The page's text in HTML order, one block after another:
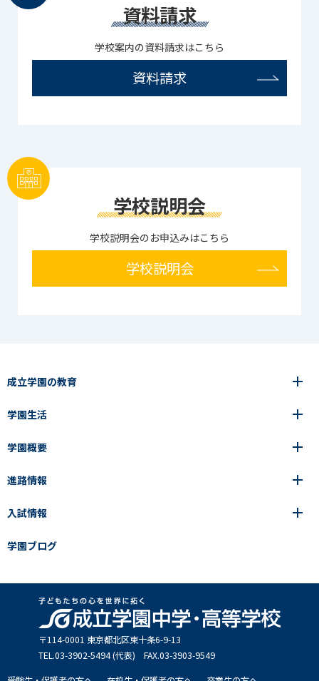
資料請求
学校案内の資料請求はこちら
資料請求
学校説明会
学校説明会のお申込みはこちら
学校説明会
成立学園の教育
6年間の一貫教育
中学校
高等学校
成立メソッド
教科指導の特徴
卒業生の声
中学校
成立メソッド
卒業生の声
成立学園ならではの教育
見える学力×見えない学力
学園生活
年間行事
施設紹介
制服
学園ブログ
学園概要
学園の歩み
アクセス
進路情報
進路・進学
入試情報
中学入試Q&A
入試結果
説明会・イベント日程
出願方法・募集要項
学園ブログ
〒114-0001 東京都北区東⼗条6-9-13
TEL.03-3902-5494 (代表) FAX.03-3903-9549